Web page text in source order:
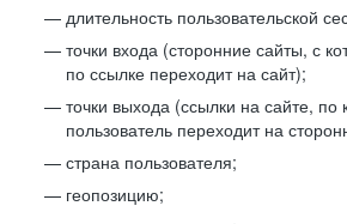
длительность пользовательской
точки входа (сторонние сайты, с
по ссылке переходит на сайт);
точки выхода (ссылки на сайте, по
пользователь переходит на
страна пользователя;
геопозицию;